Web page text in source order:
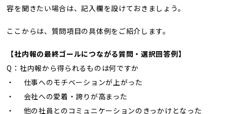
容を聞きたい場合は、記入欄を設けておきましょう。
ここからは、質問項目の具体例をご紹介します。
【社内報の最終ゴールにつながる質問・選択回答例】
Q：社内報から得られるものは何ですか
・ 仕事へのモチベーションが上がった
・ 会社への愛着・誇りが高まった
・ 他の社員とのコミュニケーションのきっかけとなった